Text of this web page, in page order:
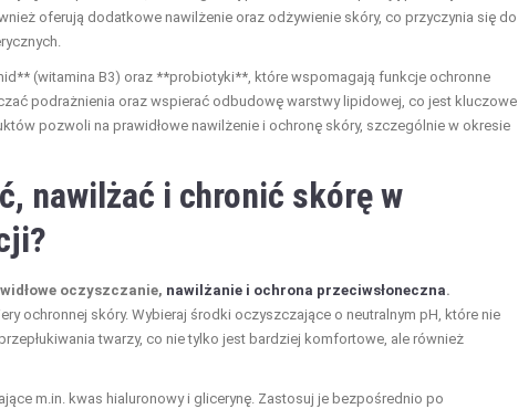
oferują dodatkowe nawilżenie oraz odżywienie skóry, co przyczynia się do
(witamina B3) oraz **probiotyki**, które wspomagają funkcje ochronne
podrażnienia oraz wspierać odbudowę warstwy lipidowej, co jest kluczowe
pozwoli na prawidłowe nawilżenie i ochronę skóry, szczególnie w okresie
nawilżać i chronić skórę w
oczyszczanie, nawilżanie i ochrona przeciwsłoneczna.
ochronnej skóry. Wybieraj środki oczyszczające o neutralnym pH, które nie
twarzy, co nie tylko jest bardziej komfortowe, ale również
m.in. kwas hialuronowy i glicerynę. Zastosuj je bezpośrednio po